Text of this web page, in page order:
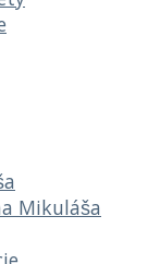
Mikuláša